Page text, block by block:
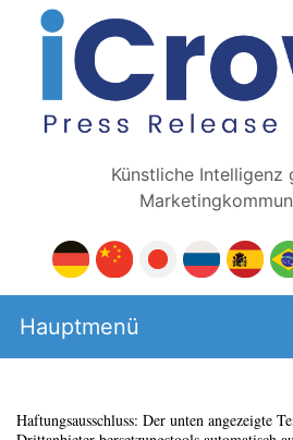
Künstliche Intelligenz
Hauptmenü
Haftungsausschluss: Der unten angezeigte